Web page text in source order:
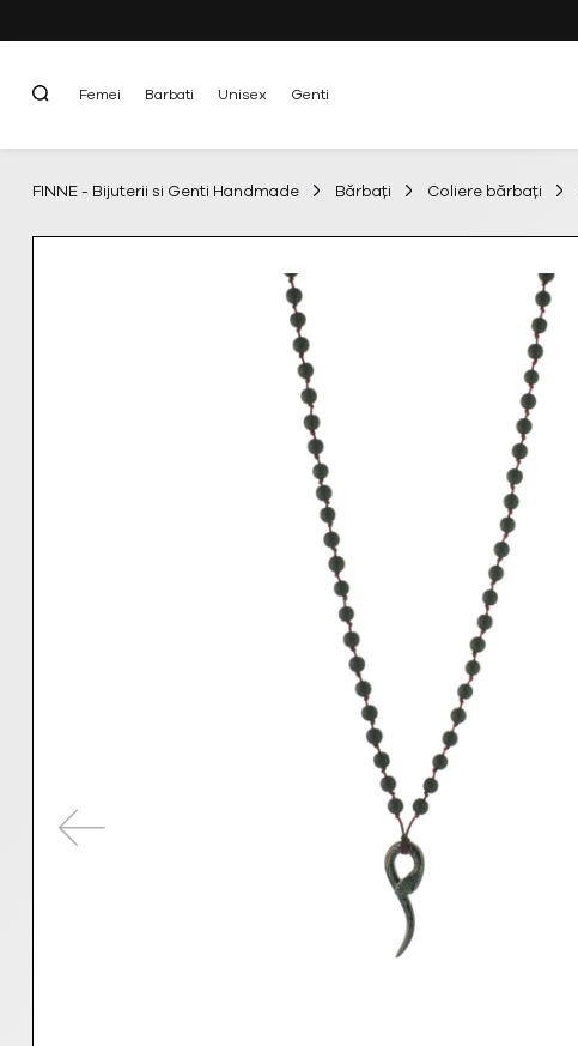
Femei Barbati Unisex Genti
FINNE - Bijuterii si Genti Handmade Bărbați Coliere bărbați